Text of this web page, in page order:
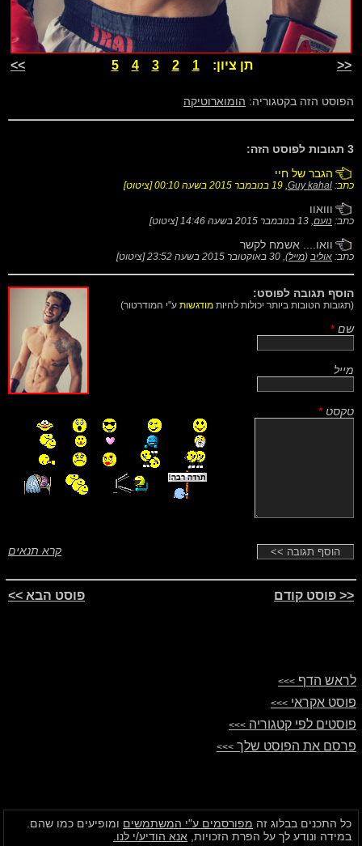
<< תן ציון:1
2
3
4
5
>>
הפוסט הזה בקטגוריה: הומוארוטיקה
3 תגובות לפוסט הזה:
הגבר של חיי
כתב: Guy kahal
, 19 בנובמבר 2015 בשעה 00:10 [ציטוט]
ווואוו
כתב: נועם, 13 בנובמבר 2015 בשעה 14:46 [ציטוט]
וואו.... אשמח לקשר
כתב: אוליב (מייל), 30 באוקטובר 2015 בשעה 23:52 [ציטוט]
הוסף תגובה לפוסט:
(תגובות הטובות ביותר יכולות להיות מודגשות ע"י המודרטור)
שם *
מייל
טקסט *
קרא תנאים
<< פוסט קודם פוסט הבא >>
לראש הדף >>>
פוסט אקראי >>>
פוסטים לפי קטגוריה >>>
פרסם את הפוסט שלך >>>
כל התכנים בבלוג זה מפורסמים ע"י המשתמשים ומופיעים כמו שהם.
במידה ונודע לך על הפרת הזכויות, אנא הודיע/י לנו.